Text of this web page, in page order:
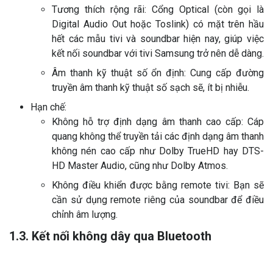
Tương thích rộng rãi: Cổng Optical (còn gọi là
Digital Audio Out hoặc Toslink) có mặt trên hầu
hết các mẫu tivi và soundbar hiện nay, giúp việc
kết nối soundbar với tivi Samsung trở nên dễ dàng.
Âm thanh kỹ thuật số ổn định: Cung cấp đường
truyền âm thanh kỹ thuật số sạch sẽ, ít bị nhiễu.
Hạn chế:
Không hỗ trợ định dạng âm thanh cao cấp: Cáp
quang không thể truyền tải các định dạng âm thanh
không nén cao cấp như Dolby TrueHD hay DTS-
HD Master Audio, cũng như Dolby Atmos.
Không điều khiển được bằng remote tivi: Bạn sẽ
cần sử dụng remote riêng của soundbar để điều
chỉnh âm lượng.
1.3. Kết nối không dây qua Bluetooth